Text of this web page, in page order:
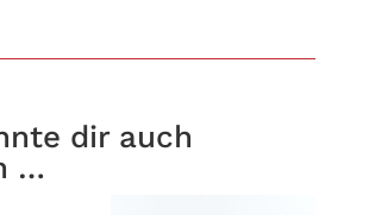
dir auch
…